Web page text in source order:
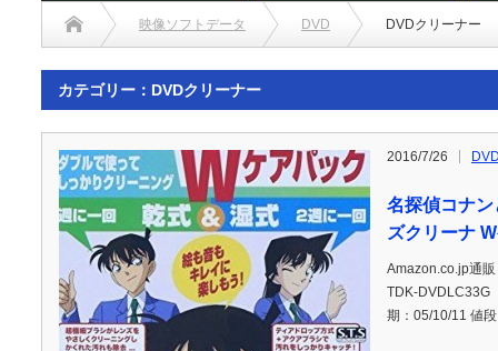
映像ソフトデータ DVD DVDクリーナー
カテゴリー：DVDクリーナー
2016/7/26
名探偵コナ
ズクリーナ
Amazon.co.jp通
TDK-DVDLC33G
期：05/10/11 値